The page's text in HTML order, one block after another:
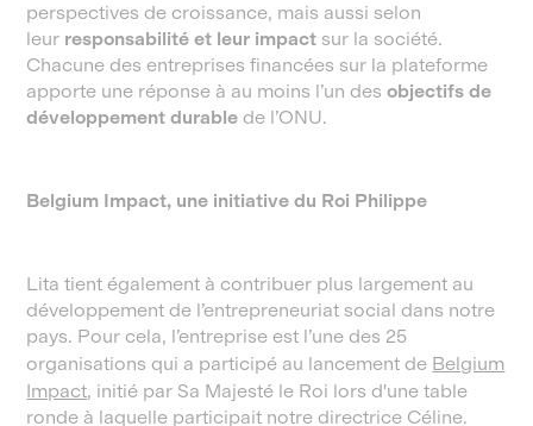
perspectives de croissance, mais aussi selon
leur responsabilité et leur impact sur la société.
Chacune des entreprises financées sur la plateforme
apporte une réponse à au moins l’un desobjectifs de
développement durablede l’ONU.
Belgium Impact, une initiative du Roi Philippe
Lita tient également à contribuer plus largement au
développement de l’entrepreneuriat social dans notre
pays. Pour cela, l’entreprise est l’une des 25
organisations qui a participé au lancement de Belgium
Impact, initié par Sa Majesté le Roi lors d'une table
ronde à laquelle participait notre directrice Céline.